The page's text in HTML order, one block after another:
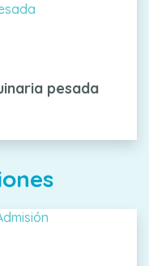
pesada